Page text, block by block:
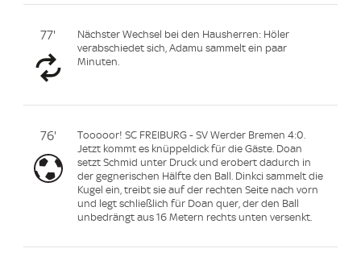
77'
Nächster Wechsel bei den Hausherren: Höler
verabschiedet sich, Adamu sammelt ein paar
Minuten.
76'
Tooooor! SC FREIBURG - SV Werder Bremen 4:0.
Jetzt kommt es knüppeldick für die Gäste. Doan
setzt Schmid unter Druck und erobert dadurch in
der gegnerischen Hälfte den Ball. Dinkci sammelt die
Kugel ein, treibt sie auf der rechten Seite nach vorn
und legt schließlich für Doan quer, der den Ball
unbedrängt aus 16 Metern rechts unten versenkt.